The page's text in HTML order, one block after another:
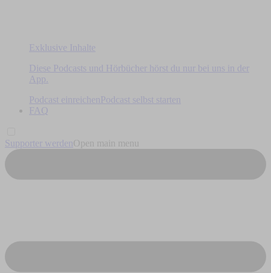
Exklusive Inhalte
Diese Podcasts und Hörbücher hörst du nur bei uns in der
App.
Podcast einreichen
Podcast selbst starten
FAQ
Supporter werden Open main menu